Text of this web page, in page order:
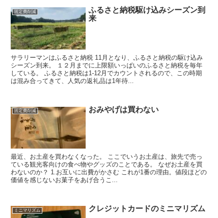
固定費削減
ふるさと納税駆け込みシーズン到
来
サラリーマンはふるさと納税 11月となり、ふるさと納税の駆け込み
シーズン到来。 １２月までに上限額いっぱいのふるさと納税を毎年
している。 ふるさと納税は1-12月でカウントされるので、この時期
は混み合ってきて、人気の返礼品は1年待...
固定費削減 おみやげは買わない
最近、お土産を買わなくなった。 ここでいうお土産は、旅先で売っ
ている観光客向けの食べ物やグッズのことである。 なぜお土産を買
わないのか？ 1.お互いに出費がかさむ これが1番の理由。値段ほどの
価値を感じないお菓子をあげ合うこ...
ミニマリズム クレジットカードのミニマリズム